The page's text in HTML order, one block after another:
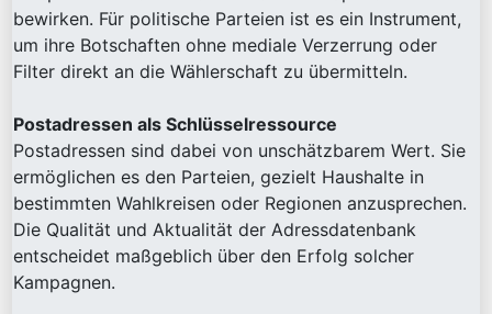
bewirken. Für politische Parteien ist es ein Instrument,
um ihre Botschaften ohne mediale Verzerrung oder
Filter direkt an die Wählerschaft zu übermitteln.
Postadressen als Schlüsselressource
Postadressen sind dabei von unschätzbarem Wert. Sie
ermöglichen es den Parteien, gezielt Haushalte in
bestimmten Wahlkreisen oder Regionen anzusprechen.
Die Qualität und Aktualität der Adressdatenbank
entscheidet maßgeblich über den Erfolg solcher
Kampagnen.